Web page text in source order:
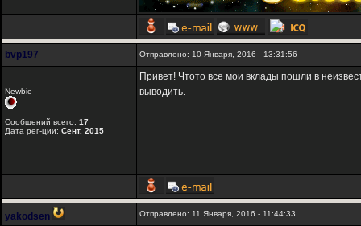
bvp197 Отправлено: 10 Января, 2016 - 13:31:56
Newbie
Сообщений всего: 17
Дата рег-ции: Сент. 2015
Привет! Чтото все мои вклады пошли в
выводить.
yakodsen Отправлено: 11 Января, 2016 - 11:44:33